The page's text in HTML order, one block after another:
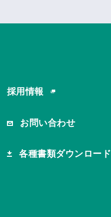
採用情報
お問い合わせ
各種書類ダウンロード